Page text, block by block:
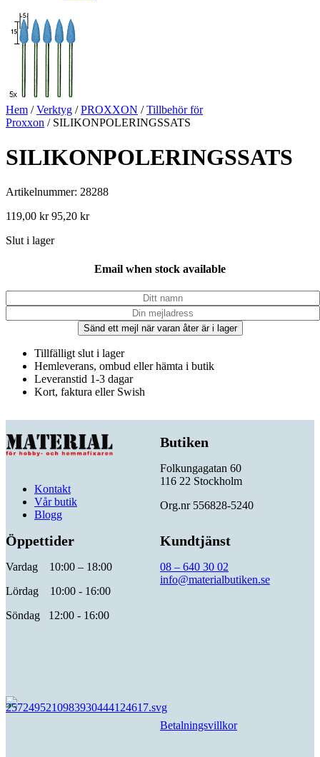
Hem /Verktyg /PROXXON /Tillbehör för
Proxxon / SILIKONPOLERINGSSATS
SILIKONPOLERINGSSATS
Artikelnummer: 28288
119,00 kr 95,20 kr
Slut i lager
Email when stock available
Sänd ett mejl när varan åter är i lager
Tillfälligt slut i lager
Hemleverans, ombud eller hämta i butik
Leveranstid 1-3 dagar
Kort, faktura eller Swish
Kontakt
Vår butik
Blogg
Butiken
Folkungagatan 60
116 22 Stockholm
Org.nr 556828-5240
Öppettider
Vardag 10:00 – 18:00
Lördag 10:00 - 16:00
Söndag 12:00 - 16:00
Kundtjänst
08 – 640 30 02
info@materialbutiken.se
Betalningsvillkor